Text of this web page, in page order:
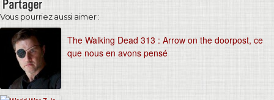
Vous pourriez aussi aimer :
The Walking Dead 313 : Arrow on the doorpost, ce
que nous en avons pensé